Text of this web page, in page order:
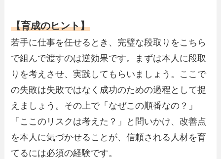
【育成のヒント】
若手に仕事を任せるとき、完璧な段取りをこちら
で組んで渡すのは逆効果です。まずは本人に段取
りを考えさせ、実践してもらいましょう。ここで
の失敗は失敗ではなく成功のための過程として捉
えましょう。その上で「なぜこの順番なの？」
「ここのリスクは考えた？」と問いかけ、改善点
を本人に気づかせることが、信頼される人材を育
てるには必須の経験です。